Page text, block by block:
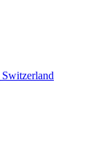
Switzerland